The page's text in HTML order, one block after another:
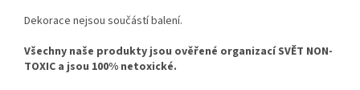
Dekorace nejsou součástí balení.
Všechny naše produkty jsou ověřené organizací SVĚT NON-
TOXIC a jsou 100% netoxické.